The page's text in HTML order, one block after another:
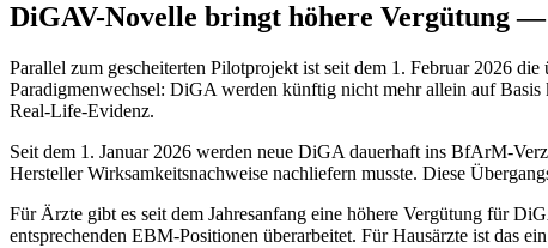
DiGAV-Novelle bringt höhere Vergütung
Parallel zum gescheiterten Pilotprojekt ist seit dem 1. Februar 2026
Paradigmenwechsel: DiGA werden künftig nicht mehr allein auf
Real-Life-Evidenz.
Seit dem 1. Januar 2026 werden neue DiGA dauerhaft ins BfArM-
Hersteller Wirksamkeitsnachweise nachliefern musste. Diese
Für Ärzte gibt es seit dem Jahresanfang eine höhere Vergütung für
entsprechenden EBM-Positionen überarbeitet. Für Hausärzte ist das